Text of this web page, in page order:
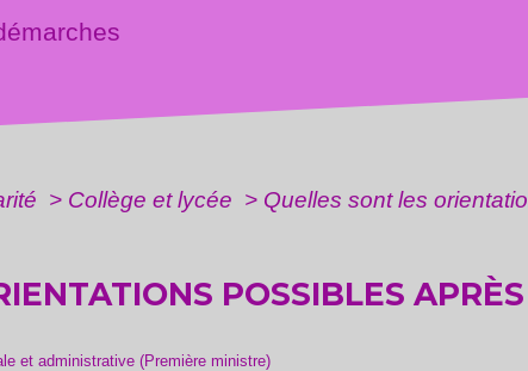
> Collège et lycée > Quelles sont les
POSSIBLES
et administrative (Première ministre)